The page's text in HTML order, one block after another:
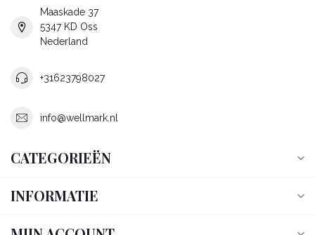
Maaskade 37
5347 KD Oss
Nederland
+31623798027
info@wellmark.nl
CATEGORIEËN
INFORMATIE